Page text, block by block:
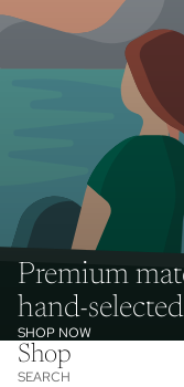
Premium
hand-
SHOP NOW
Shop
SEARCH